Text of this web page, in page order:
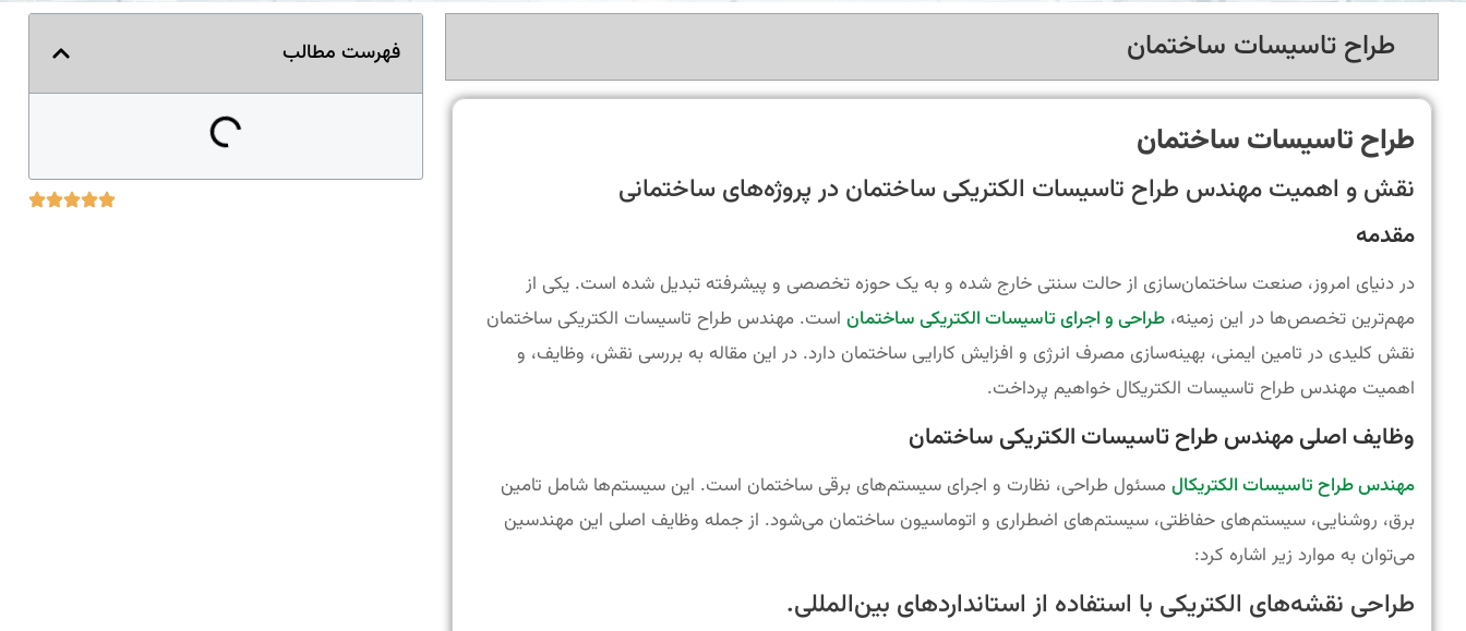
طراح تاسیسات ساختمان
طراح تاسیسات ساختمان
نقش و اهمیت مهندس طراح تاسیسات الکتریکی ساختمان در پروژه‌های ساختمانی
مقدمه
در دنیای امروز، صنعت ساختمان‌سازی از حالت سنتی خارج شده و به یک حوزه تخصصی و پیشرفته تبدیل شده است. یکی از
مهم‌ترین تخصص‌ها در این زمینه، طراحی و اجرای تاسیسات الکتریکی ساختمان است. مهندس طراح تاسیسات الکتریکی ساختمان
نقش کلیدی در تامین ایمنی، بهینه‌سازی مصرف انرژی و افزایش کارایی ساختمان دارد. در این مقاله به بررسی نقش، وظایف، و
اهمیت مهندس طراح تاسیسات الکتریکال خواهیم پرداخت.
وظایف اصلی مهندس طراح تاسیسات الکتریکی ساختمان
مهندس طراح تاسیسات الکتریکالمسئول طراحی، نظارت و اجرای سیستم‌های برقی ساختمان است. این سیستم‌ها شامل تامین
برق، روشنایی، سیستم‌های حفاظتی، سیستم‌های اضطراری و اتوماسیون ساختمان می‌شود. از جمله وظایف اصلی این مهندسین
می‌توان به موارد زیر اشاره کرد:
طراحی نقشه‌های الکتریکی با استفاده از استانداردهای بین‌المللی.
فهرست مطالب